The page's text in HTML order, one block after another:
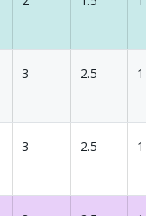
3 2.5 1
3 2.5 1